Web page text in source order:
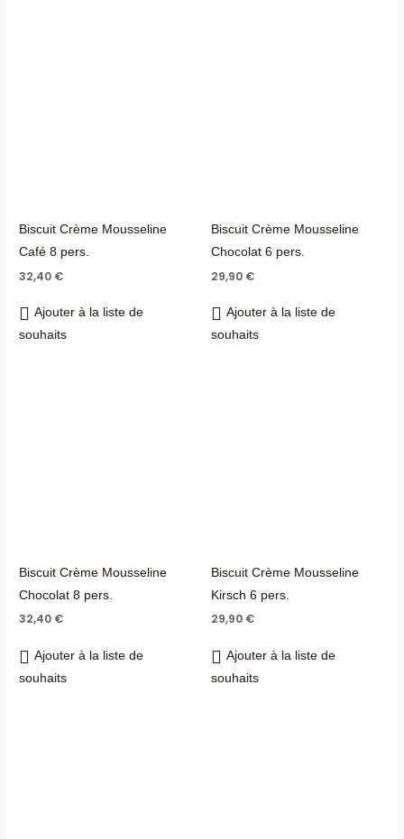
Biscuit Crème Mousseline
Café 8 pers.
32,40 €
Ajouter à la liste de
souhaits
Biscuit Crème Mousseline
Chocolat 6 pers.
29,90 €
Ajouter à la liste de
souhaits
Biscuit Crème Mousseline
Chocolat 8 pers.
32,40 €
Ajouter à la liste de
souhaits
Biscuit Crème Mousseline
Kirsch 6 pers.
29,90 €
Ajouter à la liste de
souhaits